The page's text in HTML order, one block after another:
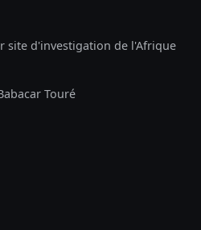
site d'investigation de l'Afrique
Touré